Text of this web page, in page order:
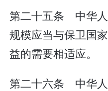
第二十五条 中华
规模应当与保卫国
益的需要相适应。
第二十六条 中华